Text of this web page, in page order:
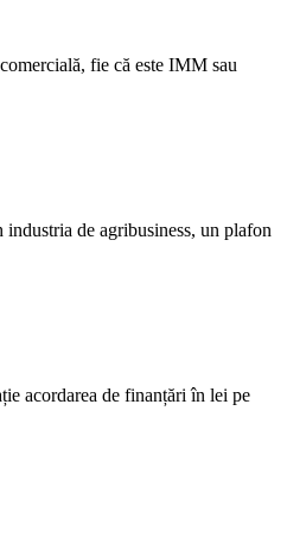
fie că este IMM sau
de agribusiness, un plafon
acordarea de finanțări în lei pe